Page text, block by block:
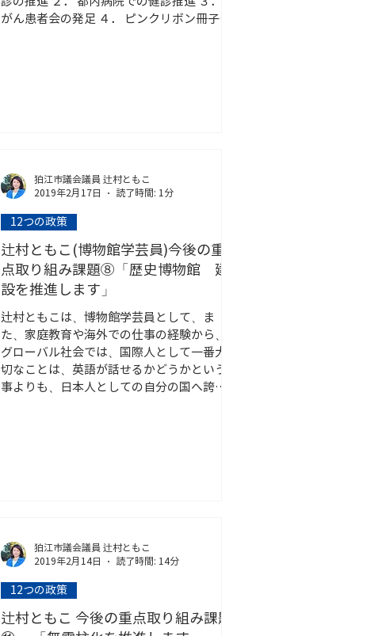
がん患者会の発足 ４． ピンクリボン冊子や
辻村ともこ(博物館学芸員)今後の重
点取り組み課題⑧「歴史博物館 建
設を推進します」
辻村ともこは、博物館学芸員として、ま
た、家庭教育や海外での仕事の経験から、
グローバル社会では、国際人として一番大
切なことは、英語が話せるかどうかという
事よりも、日本人としての自分の国へ誇り
12つの政策
狛江市議会議員 辻村ともこ
2019年2月17日
読了時間: 1分
辻村ともこ 今後の重点取り組み課題
12つの政策
狛江市議会議員 辻村ともこ
2019年2月14日
読了時間: 14分